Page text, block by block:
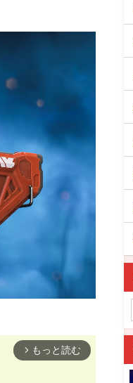
arrow_forward_ios もっと読む